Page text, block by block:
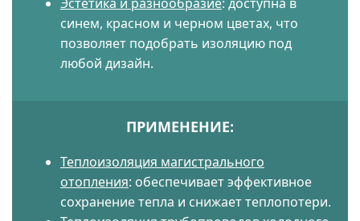
синем, красном и черном цветах, что
позволяет подобрать изоляцию под
любой дизайн.
ПРИМЕНЕНИЕ:
Теплоизоляция магистрального
отопления: обеспечивает эффективное
сохранение тепла и снижает теплопотери.